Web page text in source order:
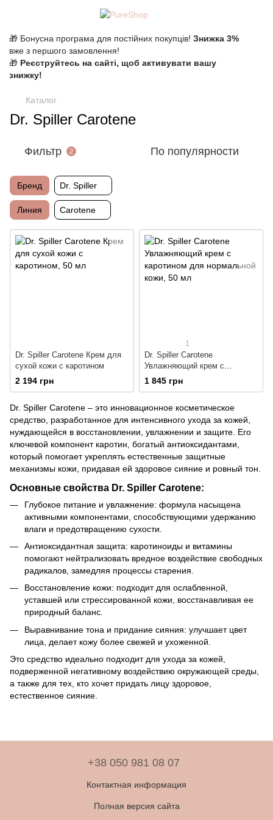
🎁 Бонусна програма для постійних покупців! Знижка 3%
вже з першого замовлення!
🎁 Реєструйтесь на сайті, щоб активувати вашу
знижку!
Каталог
Dr. Spiller Carotene
Фильтр 2 По популярности
Бренд Dr. Spiller
Линия Carotene
Dr. Spiller Carotene Крем для
сухой кожи с каротином
2 194 грн
1
Dr. Spiller Carotene
Увлажняющий крем с
каротином для нормальной
1 845 грн
Dr. Spiller Carotene – это инновационное косметическое
средство, разработанное для интенсивного ухода за кожей,
нуждающейся в восстановлении, увлажнении и защите. Его
ключевой компонент каротин, богатый антиоксидантами,
который помогает укреплять естественные защитные
механизмы кожи, придавая ей здоровое сияние и ровный тон.
Основные свойства Dr. Spiller Carotene:
Глубокое питание и увлажнение: формула насыщена
активными компонентами, способствующими удержанию
влаги и предотвращению сухости.
Антиоксидантная защита: каротиноиды и витамины
помогают нейтрализовать вредное воздействие свободных
радикалов, замедляя процессы старения.
Восстановление кожи: подходит для ослабленной,
уставшей или стрессированной кожи, восстанавливая ее
природный баланс.
Выравнивание тона и придание сияния: улучшает цвет
лица, делает кожу более свежей и ухоженной.
Это средство идеально подходит для ухода за кожей,
подверженной негативному воздействию окружающей среды,
а также для тех, кто хочет придать лицу здоровое,
естественное сияние.
+38 050 981 08 07
Контактная информация
Полная версия сайта